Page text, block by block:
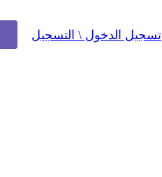
تسجيل الدخول \ التسجيل